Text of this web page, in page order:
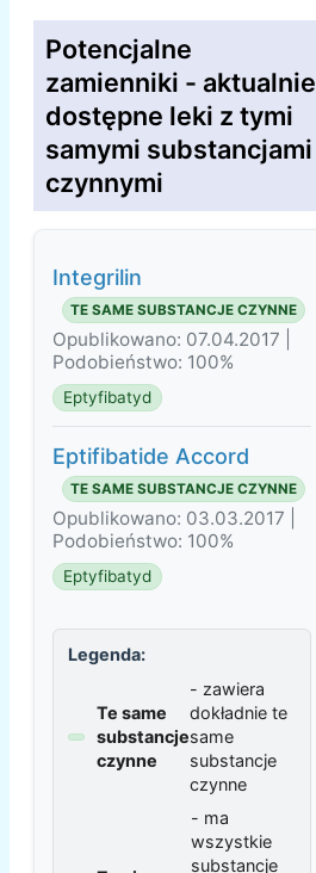
Potencjalne
zamienniki - aktualnie
dostępne leki z tymi
samymi substancjami
czynnymi
Integrilin
TE SAME SUBSTANCJE CZYNNE
Opublikowano: 07.04.2017 |
Podobieństwo: 100%
Eptyfibatyd
Eptifibatide Accord
TE SAME SUBSTANCJE CZYNNE
Opublikowano: 03.03.2017 |
Podobieństwo: 100%
Eptyfibatyd
Legenda:
Te same
substancje
czynne
- zawiera
dokładnie te
same
substancje
czynne
- ma
wszystkie
substancje